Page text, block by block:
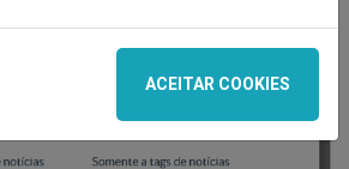
ACEITAR COOKIES